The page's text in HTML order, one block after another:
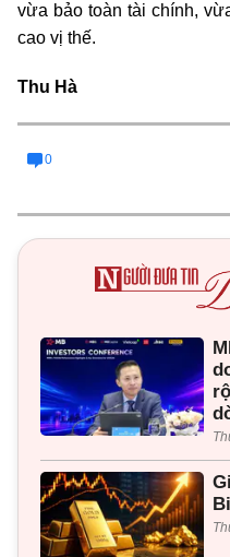
vừa bảo toàn tài chính,
cao vị thế.
Thu Hà
0